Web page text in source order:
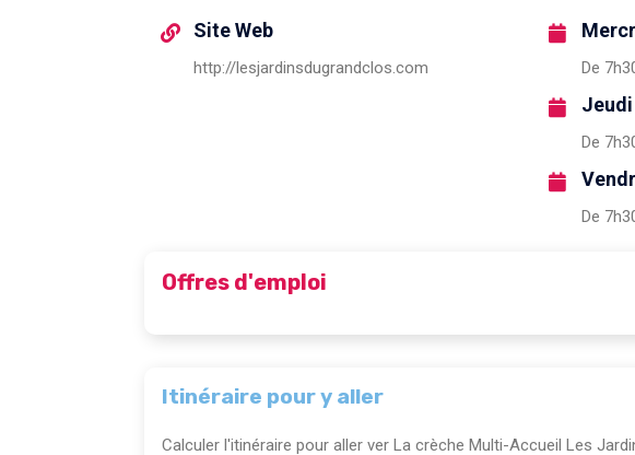
Site Web
http://lesjardinsdugrandclos.com De
Jeudi
De
De
Offres d'emploi
Itinéraire pour y aller
Calculer l'itinéraire pour aller ver La crèche Multi-Accueil Les